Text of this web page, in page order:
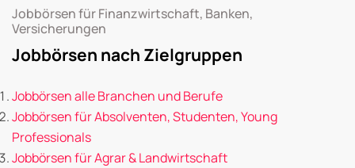
Jobbörsen für Finanzwirtschaft, Banken,
Versicherungen
Jobbörsen nach Zielgruppen
Jobbörsen alle Branchen und Berufe
Jobbörsen für Absolventen, Studenten, Young
Professionals
Jobbörsen für Agrar & Landwirtschaft